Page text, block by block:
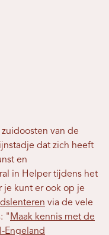
van de
dat zich heeft
en
in Helper tijdens het
je kunt er ook op je
via de vele
" Maak kennis met de
Engeland